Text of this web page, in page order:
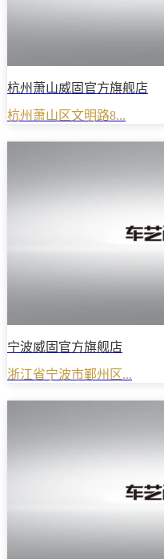
杭州萧山威固官方旗舰店
杭州萧山区文明路8...
宁波威固官方旗舰店
浙江省宁波市鄞州区...